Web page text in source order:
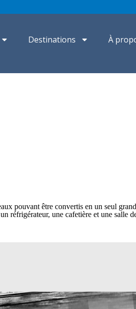
Destinations À
pouvant être convertis en un seul
réfrigérateur, une cafetière et une salle